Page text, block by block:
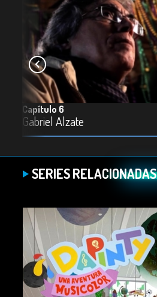
Capítulo 6
Gabriel Alzate
SERIES RELACIONADAS